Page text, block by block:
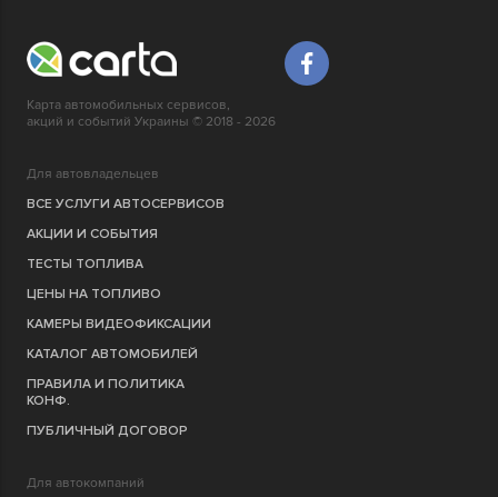
Карта автомобильных сервисов,
акций и событий Украины © 2018 - 2026
Для автовладельцев
ВСЕ УСЛУГИ АВТОСЕРВИСОВ
АКЦИИ И СОБЫТИЯ
ТЕСТЫ ТОПЛИВА
ЦЕНЫ НА ТОПЛИВО
КАМЕРЫ ВИДЕОФИКСАЦИИ
КАТАЛОГ АВТОМОБИЛЕЙ
ПРАВИЛА И ПОЛИТИКА
КОНФ.
ПУБЛИЧНЫЙ ДОГОВОР
Для автокомпаний